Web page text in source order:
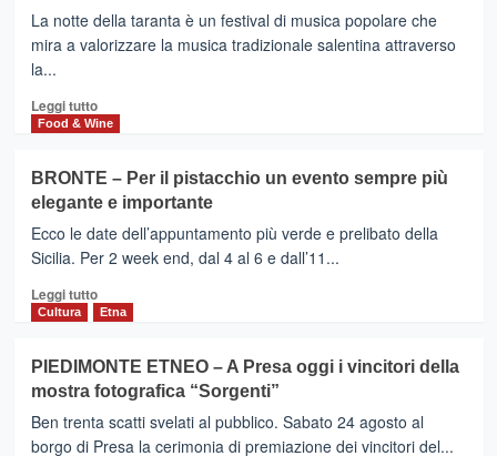
–
Parco
di
teatro
e
i
vincitori
del
Comunicare
l’Antico”
2024
La notte della taranta è un festival di musica popolare che
mira a valorizzare la musica tradizionale salentina attraverso
la...
Leggi tuttoLeggi
di
MESSINA
–
Il
settembre
arriva
“La
Taranta”
Food & Wine
BRONTE – Per il pistacchio un evento sempre più
elegante e importante
Ecco le date dell’appuntamento più verde e prelibato della
Sicilia. Per 2 week end, dal 4 al 6 e dall’11...
Leggi tuttoLeggi
di
BRONTE
–
Per
il
Cultura Etna
PIEDIMONTE ETNEO – A Presa oggi i vincitori della
mostra fotografica “Sorgenti”
Ben trenta scatti svelati al pubblico. Sabato 24 agosto al
borgo di Presa la cerimonia di premiazione dei vincitori del...